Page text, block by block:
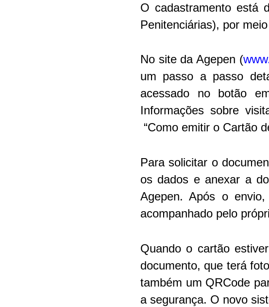
O cadastramento está
Penitenciárias), por
No site da Agepen (
um passo a passo
acessado no botão
Informações sobre
“Como emitir o Cartão
Para solicitar o
os dados e anexar a
Agepen. Após o
acompanhado pelo
Quando o cartão
documento, que terá
também um QRCode
a segurança. O novo